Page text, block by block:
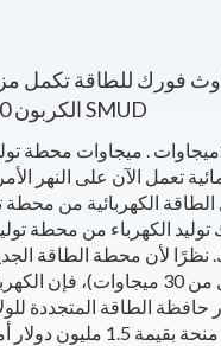
فورك للطاقة تكمل
الكربون 50 في المائة من طاقة SMUD
تعمل الآن على النهر
الكهربائية من محطة
الكهرباء من محطة
لأن محطة الطاقة
صغيرًا" (أقل من 30 ميجاوات)،
حافظة الطاقة المتجددة
على منحة بقيمة 1.5